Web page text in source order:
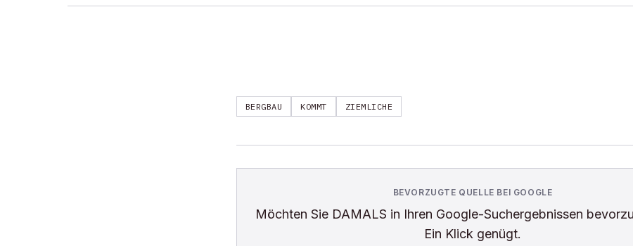
BERGBAU KOMMT ZIEMLICHE
BEVORZUGTE QUELLE BEI GOOGLE
Möchten Sie DAMALS in Ihren Google-Suchergebnissen
Ein Klick genügt.